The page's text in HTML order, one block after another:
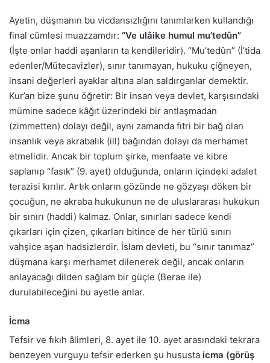
Ayetin, düşmanın bu vicdansızlığını tanımlarken kullandığı
final cümlesi muazzamdır: “Ve ulâike humul mu’tedûn”
(İşte onlar haddi aşanların ta kendileridir). “Mu’tedûn” (İ’tida
edenler/Mütecavizler), sınır tanımayan, hukuku çiğneyen,
insani değerleri ayaklar altına alan saldırganlar demektir.
Kur’an bize şunu öğretir: Bir insan veya devlet, karşısındaki
mümine sadece kâğıt üzerindeki bir antlaşmadan
(zimmetten) dolayı değil, aynı zamanda fıtri bir bağ olan
insanlık veya akrabalık (ill) bağından dolayı da merhamet
etmelidir. Ancak bir toplum şirke, menfaate ve kibre
saplanıp “fasık” (9. ayet) olduğunda, onların içindeki adalet
terazisi kırılır. Artık onların gözünde ne gözyaşı döken bir
çocuğun, ne akraba hukukunun ne de uluslararası hukukun
bir sınırı (haddi) kalmaz. Onlar, sınırları sadece kendi
çıkarları için çizen, çıkarları bitince de her türlü sınırı
vahşice aşan hadsizlerdir. İslam devleti, bu “sınır tanımaz”
düşmana karşı merhamet dilenerek değil, ancak onların
anlayacağı dilden sağlam bir güçle (Berae ile)
durulabileceğini bu ayetle anlar.
İcma
Tefsir ve fıkıh âlimleri, 8. ayet ile 10. ayet arasındaki tekrara
benzeyen vurguyu tefsir ederken şu hususta icma (görüş